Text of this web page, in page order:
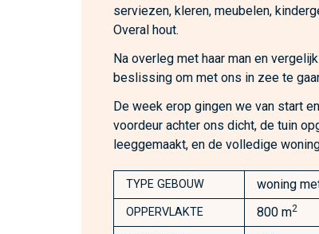
serviezen, kleren, meubelen,
Overal hout.
Na overleg met haar man en
beslissing om met ons in zee te
De week erop gingen we van start
voordeur achter ons dicht, de tuin
leeggemaakt, en de volledige
TYPE GEBOUW woning
OPPERVLAKTE 800 m2